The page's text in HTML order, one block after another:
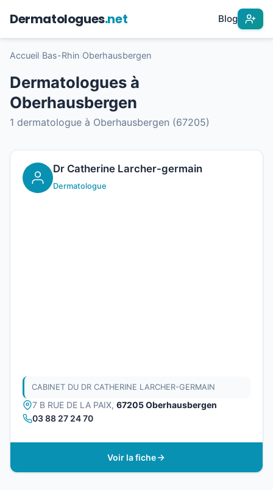
Dermatologues.net Blog
Accueil Bas-Rhin Oberhausbergen
Dermatologues à
Oberhausbergen
1 dermatologue à Oberhausbergen (67205)
Dr Catherine Larcher-germain
Dermatologue
CABINET DU DR CATHERINE LARCHER-GERMAIN
7 B RUE DE LA PAIX, 67205 Oberhausbergen
03 88 27 24 70
Voir la fiche